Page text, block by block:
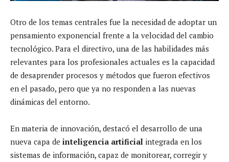
Otro de los temas centrales fue la necesidad de adoptar un
pensamiento exponencial frente a la velocidad del cambio
tecnológico. Para el directivo, una de las habilidades más
relevantes para los profesionales actuales es la capacidad
de desaprender procesos y métodos que fueron efectivos
en el pasado, pero que ya no responden a las nuevas
dinámicas del entorno.
En materia de innovación, destacó el desarrollo de una
nueva capa de inteligencia artificial integrada en los
sistemas de información, capaz de monitorear, corregir y